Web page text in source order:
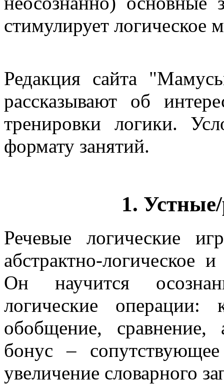
стимулирует логическое
Редакция сайта
рассказывают об
тренировки логики.
формату занятий.
1.
Речевые логические
абстрактно-логическое
Он научится
логические операции:
обобщение,
бонус – сопутствующее
увеличение словарного